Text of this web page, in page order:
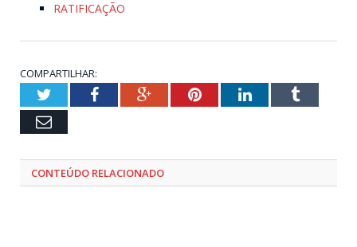
RATIFICAÇÃO
COMPARTILHAR:
TwitterFacebookGoogle+PinterestLinkedInTumblr
Email
CONTEÚDO RELACIONADO